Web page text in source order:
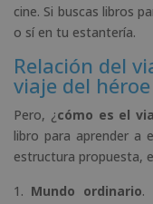
cine. Si buscas libros
o sí en tu estantería.
Relación del
viaje del héroe
Pero, ¿cómo es el
libro para aprender a
estructura propuesta,
Mundo ordinario.